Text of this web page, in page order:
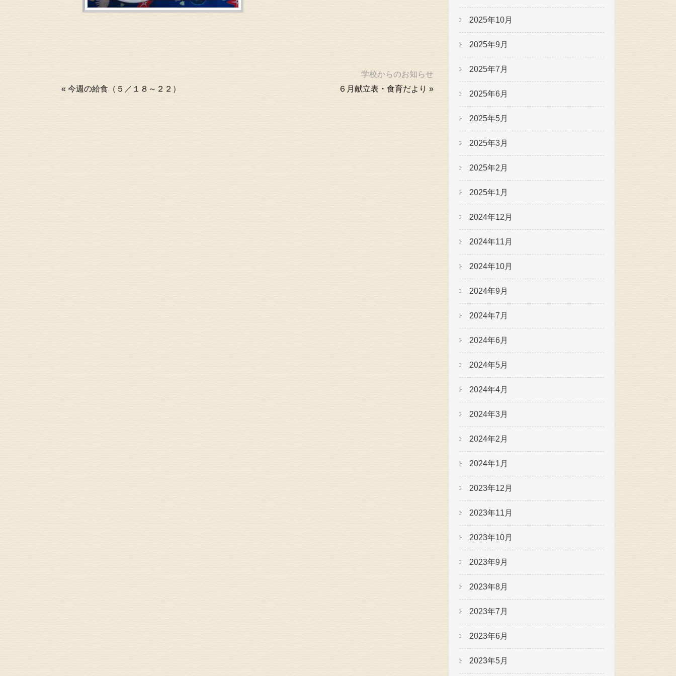
学校からのお知らせ
« 今週の給食（５／１８～２２） ６月献立表・食育だより »
2025年10月
2025年9月
2025年7月
2025年6月
2025年5月
2025年3月
2025年2月
2025年1月
2024年12月
2024年11月
2024年10月
2024年9月
2024年7月
2024年6月
2024年5月
2024年4月
2024年3月
2024年2月
2024年1月
2023年12月
2023年11月
2023年10月
2023年9月
2023年8月
2023年7月
2023年6月
2023年5月